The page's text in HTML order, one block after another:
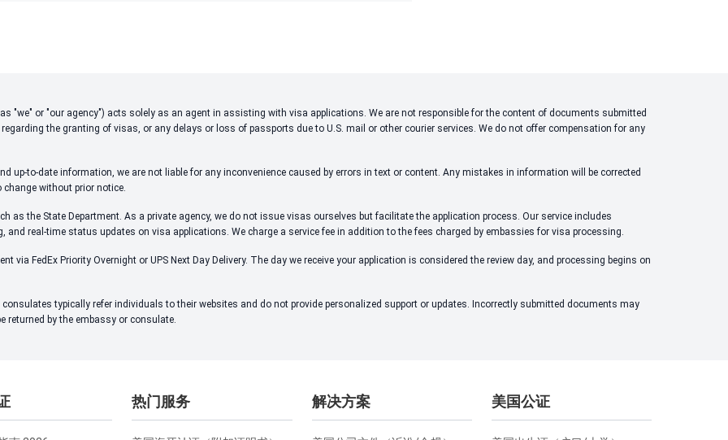
"we" or "our agency") acts solely as an agent in assisting with visa applications. We are not responsible for the content of documents submitted
the granting of visas, or any delays or loss of passports due to U.S. mail or other courier services. We do not offer compensation for any
up-to-date information, we are not liable for any inconvenience caused by errors in text or content. Any mistakes in information will be corrected
change without prior notice.
as the State Department. As a private agency, we do not issue visas ourselves but facilitate the application process. Our service includes
real-time status updates on visa applications. We charge a service fee in addition to the fees charged by embassies for visa processing.
via FedEx Priority Overnight or UPS Next Day Delivery. The day we receive your application is considered the review day, and processing begins on
typically refer individuals to their websites and do not provide personalized support or updates. Incorrectly submitted documents may
returned by the embassy or consulate.
热门服务 解决方案 美国公证